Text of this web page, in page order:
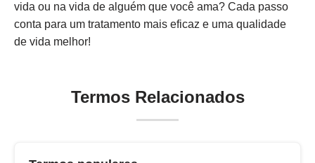
vida ou na vida de alguém que você ama? Cada passo
conta para um tratamento mais eficaz e uma qualidade
de vida melhor!
Termos Relacionados